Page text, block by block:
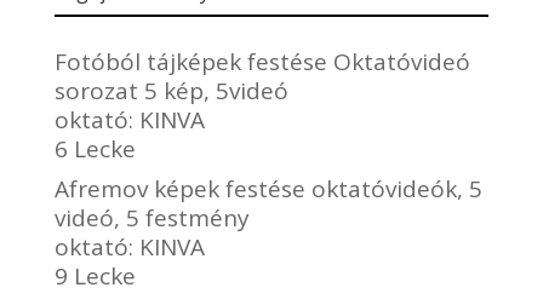
Fotóból tájképek festése Oktatóvideó
sorozat 5 kép, 5videó
oktató: KINVA
6 Lecke
Afremov képek festése oktatóvideók, 5
videó, 5 festmény
oktató: KINVA
9 Lecke